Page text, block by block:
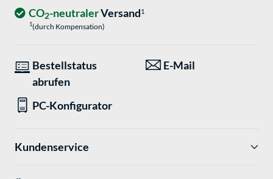
CO2-neutralerVersand1
1(durch Kompensation)
Bestellstatus
abrufen
E-Mail
PC-Konfigurator
Kundenservice